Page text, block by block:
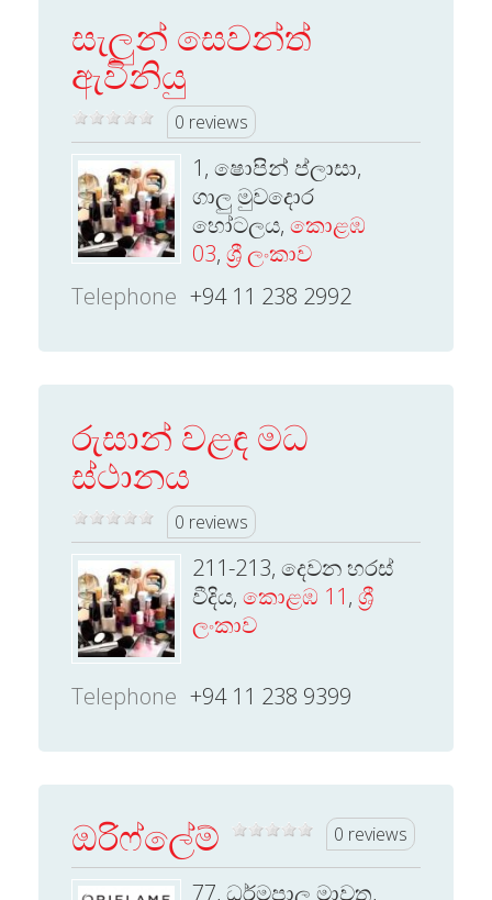
සැලුන් සෙවන්ත්
ඇවිනියු
0 reviews
1, ෂොපින් ප්ලාසා,
ගාලු මුවදොර
හෝටලය, කොළඹ
03, ශ්‍රී ලංකාව
Telephone +94 11 238 2992
රුසාන් වළඳ මධ
ස්ථානය
0 reviews
211-213, දෙවන හරස්
වීදිය, කොළඹ 11, ශ්‍රී
ලංකාව
Telephone +94 11 238 9399
ඔරිෆ්ලේම් 0 reviews
77, ධර්මපාල මාවත,